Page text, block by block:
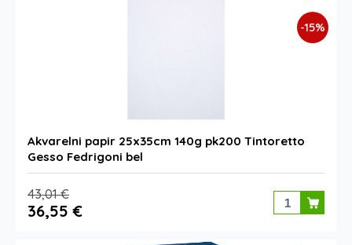
-15%
Akvarelni papir 25x35cm 140g pk200 Tintoretto
Gesso Fedrigoni bel
43,01 €
36,55 €